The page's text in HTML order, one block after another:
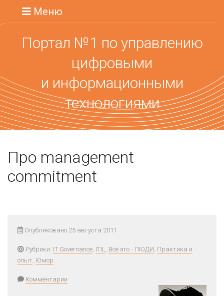
Меню
Портал №1 по управлению
цифровыми
и информационными
технологиями
Про management
commitment
Опубликовано 25 августа 2011
Рубрики: IT Governance, ITIL, Всё это - ЛЮДИ, Практика и
опыт, Юмор
Комментарии